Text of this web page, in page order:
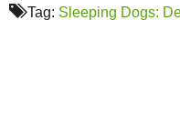
Tag: Sleeping Dogs: